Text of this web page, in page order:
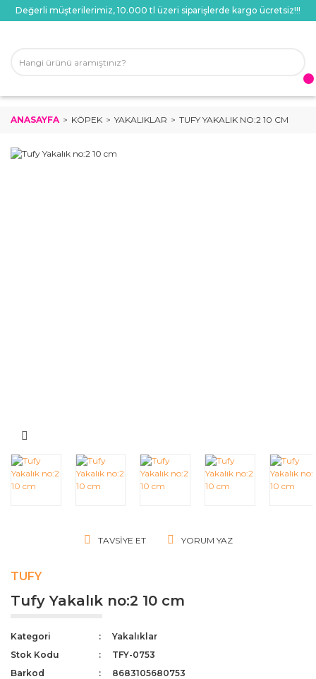
Değerli müşterilerimiz, 10.000 tl üzeri siparişlerde kargo ücretsiz!!!
ANASAYFA KÖPEK YAKALIKLAR TUFY YAKALIK NO:2 10 CM
TAVSIYE ET YORUM YAZ
TUFY
Tufy Yakalık no:2 10 cm
Kategori
Yakalıklar
Stok Kodu
TFY-0753
Barkod
8683105680753